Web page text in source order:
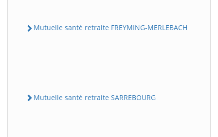
Mutuelle santé retraite FREYMING-MERLEBACH
Mutuelle santé retraite SARREBOURG